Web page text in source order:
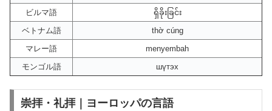
ビルマ語
ရှိခိုးခြင်း
ベトナム語
thờ cúng
マレー語
menyembah
モンゴル語
шүтэх
崇拝・礼拝｜ヨーロッパの言語